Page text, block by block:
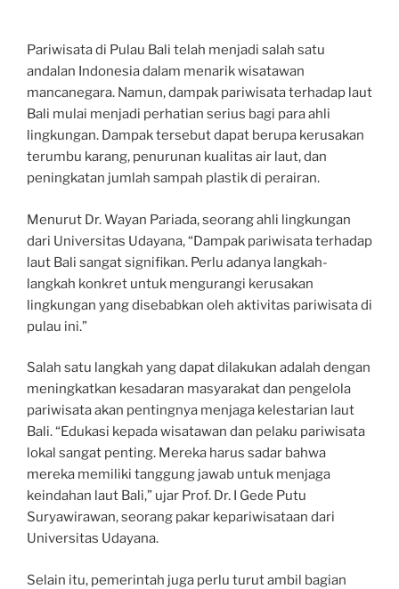
Pariwisata di Pulau Bali telah menjadi salah satu
andalan Indonesia dalam menarik wisatawan
mancanegara. Namun, dampak pariwisata terhadap laut
Bali mulai menjadi perhatian serius bagi para ahli
lingkungan. Dampak tersebut dapat berupa kerusakan
terumbu karang, penurunan kualitas air laut, dan
peningkatan jumlah sampah plastik di perairan.
Menurut Dr. Wayan Pariada, seorang ahli lingkungan
dari Universitas Udayana, “Dampak pariwisata terhadap
laut Bali sangat signifikan. Perlu adanya langkah-
langkah konkret untuk mengurangi kerusakan
lingkungan yang disebabkan oleh aktivitas pariwisata di
pulau ini.”
Salah satu langkah yang dapat dilakukan adalah dengan
meningkatkan kesadaran masyarakat dan pengelola
pariwisata akan pentingnya menjaga kelestarian laut
Bali. “Edukasi kepada wisatawan dan pelaku pariwisata
lokal sangat penting. Mereka harus sadar bahwa
mereka memiliki tanggung jawab untuk menjaga
keindahan laut Bali,” ujar Prof. Dr. I Gede Putu
Suryawirawan, seorang pakar kepariwisataan dari
Universitas Udayana.
Selain itu, pemerintah juga perlu turut ambil bagian